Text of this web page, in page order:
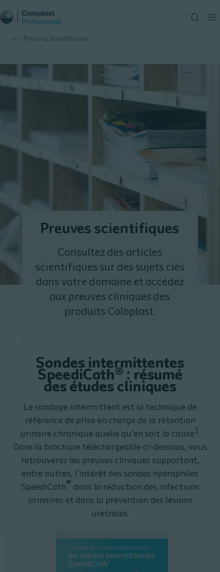
Preuves scientifiques
Preuves scientifiques
Consultez des articles
scientifiques sur des sujets clés
dans votre domaine et accédez
aux preuves cliniques des
produits Coloplast.
Sondes intermittentes
SpeediCath® : résumé
des études cliniques
Le sondage intermittent est la technique de
référence de prise en charge de la rétention
urinaire chronique quelle qu’en soit la cause 1.
Dans la brochure téléchargeable ci-dessous, vous
retrouverez les preuves cliniques supportant,
entre autres, l’intérêt des sondes hydrophiles
SpeediCath® dans la réduction des infections
urinaires et dans la prévention des lésions
urétrales.